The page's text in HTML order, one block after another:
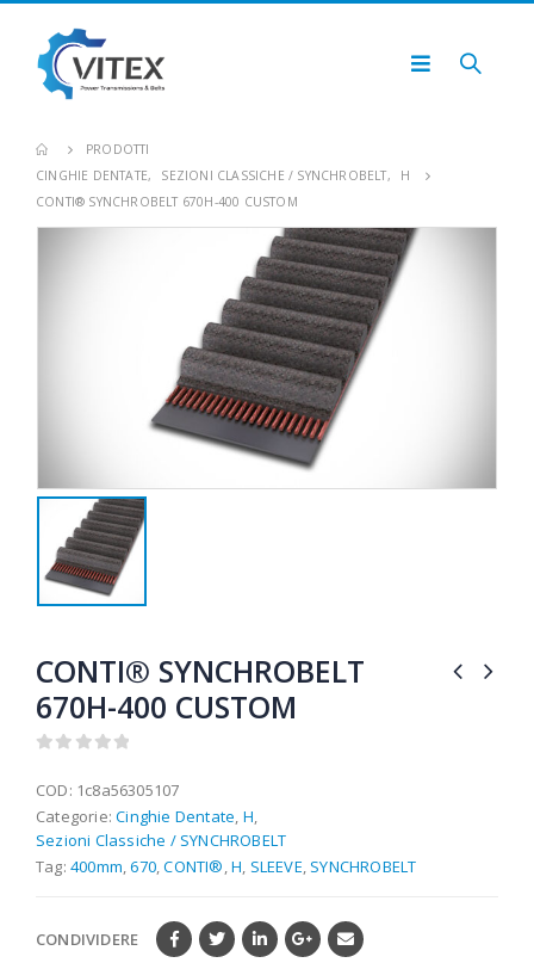
PRODOTTI
CINGHIE DENTATE, SEZIONI CLASSICHE / SYNCHROBELT,
H
CONTI® SYNCHROBELT 670H-400 CUSTOM
CONTI® SYNCHROBELT
670H-400 CUSTOM
COD: 1c8a56305107
Categorie:Cinghie Dentate H
Sezioni Classiche / SYNCHROBELT
Tag: 400mm ,670 ,CONTI® ,H SLEEVE SYNCHROBELT
CONDIVIDERE